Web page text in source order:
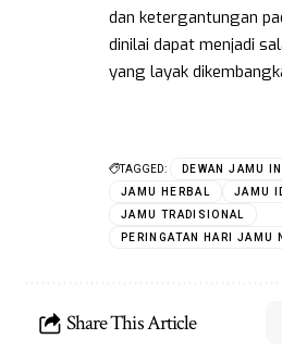
dan ketergantungan
dinilai dapat menjadi
yang layak
TAGGED:
DEWAN JAMU
JAMU HERBAL
JAMU
JAMU TRADISIONAL
PERINGATAN HARI JAMU
Share This Article